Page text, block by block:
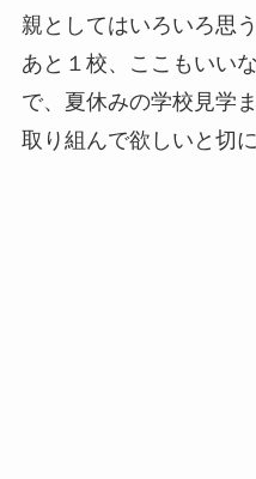
親としてはいろいろ思
あと１校、ここもいい
で、夏休みの学校見学
取り組んで欲しいと切